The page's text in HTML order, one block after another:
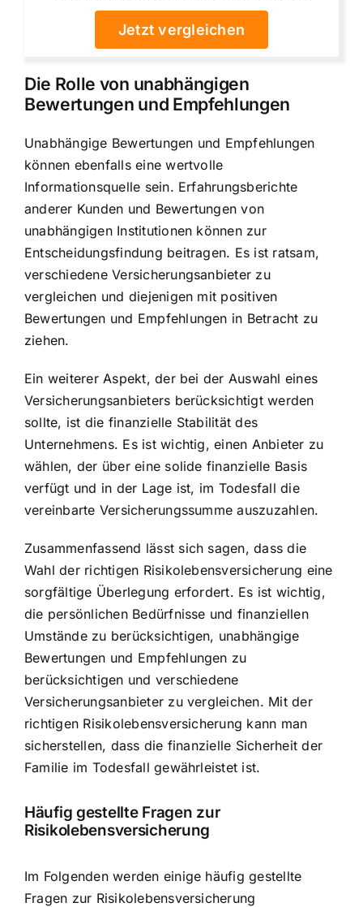
Jetzt vergleichen
Die Rolle von unabhängigen
Bewertungen und Empfehlungen
Unabhängige Bewertungen und Empfehlungen
können ebenfalls eine wertvolle
Informationsquelle sein. Erfahrungsberichte
anderer Kunden und Bewertungen von
unabhängigen Institutionen können zur
Entscheidungsfindung beitragen. Es ist ratsam,
verschiedene Versicherungsanbieter zu
vergleichen und diejenigen mit positiven
Bewertungen und Empfehlungen in Betracht zu
ziehen.
Ein weiterer Aspekt, der bei der Auswahl eines
Versicherungsanbieters berücksichtigt werden
sollte, ist die finanzielle Stabilität des
Unternehmens. Es ist wichtig, einen Anbieter zu
wählen, der über eine solide finanzielle Basis
verfügt und in der Lage ist, im Todesfall die
vereinbarte Versicherungssumme auszuzahlen.
Zusammenfassend lässt sich sagen, dass die
Wahl der richtigen Risikolebensversicherung eine
sorgfältige Überlegung erfordert. Es ist wichtig,
die persönlichen Bedürfnisse und finanziellen
Umstände zu berücksichtigen, unabhängige
Bewertungen und Empfehlungen zu
berücksichtigen und verschiedene
Versicherungsanbieter zu vergleichen. Mit der
richtigen Risikolebensversicherung kann man
sicherstellen, dass die finanzielle Sicherheit der
Familie im Todesfall gewährleistet ist.
Häufig gestellte Fragen zur
Risikolebensversicherung
Im Folgenden werden einige häufig gestellte
Fragen zur Risikolebensversicherung